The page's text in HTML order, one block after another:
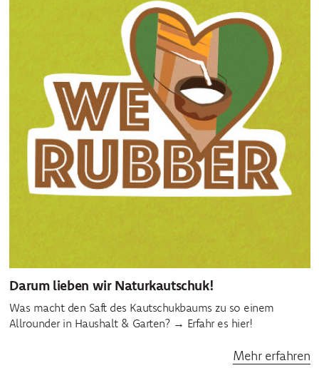
Darum lieben wir Naturkautschuk!
Was macht den Saft des Kautschukbaums zu so einem
Allrounder in Haushalt & Garten? → Erfahr es hier!
Mehr erfahren